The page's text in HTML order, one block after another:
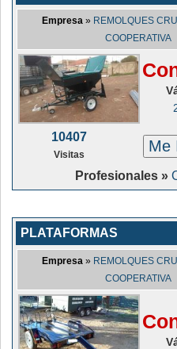
Empresa » REMOLQUES
COOPERATIVA
10407
Visitas Me
Profesionales »
PLATAFORMAS
Empresa » REMOLQUES
COOPERATIVA